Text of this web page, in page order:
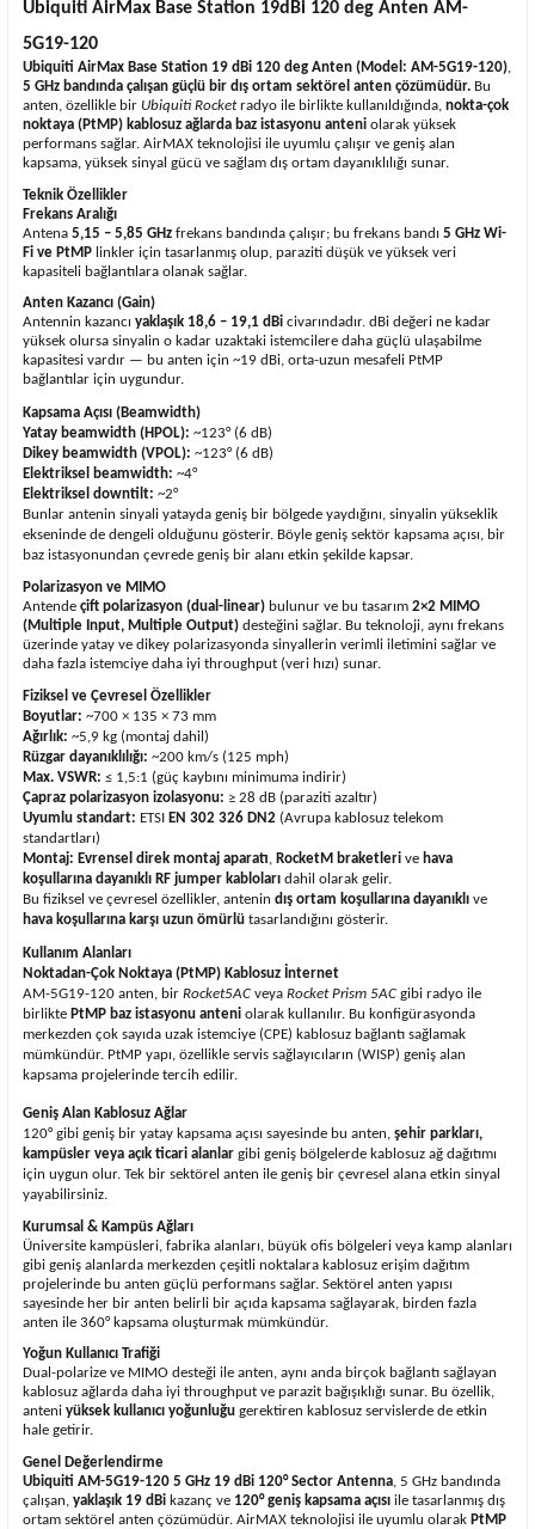
Ubiquiti AirMax Base Station 19dBi 120 deg Anten AM-
5G19-120
Ubiquiti AirMax Base Station 19 dBi 120 deg Anten (Model: AM-5G19-120),
5 GHz bandında çalışan güçlü bir dış ortam sektörel anten çözümüdür. Bu
anten, özellikle bir Ubiquiti Rocketradyo ile birlikte kullanıldığında, nokta-çok
noktaya (PtMP) kablosuz ağlarda baz istasyonu anteni olarak yüksek
performans sağlar. AirMAX teknolojisi ile uyumlu çalışır ve geniş alan
kapsama, yüksek sinyal gücü ve sağlam dış ortam dayanıklılığı sunar.
Teknik Özellikler
Frekans Aralığı
Antena 5,15 – 5,85 GHz frekans bandında çalışır; bu frekans bandı 5 GHz Wi-
Fi ve PtMP linkler için tasarlanmış olup, paraziti düşük ve yüksek veri
kapasiteli bağlantılara olanak sağlar.
Anten Kazancı (Gain)
Antennin kazancı yaklaşık 18,6 – 19,1 dBi civarındadır. dBi değeri ne kadar
yüksek olursa sinyalin o kadar uzaktaki istemcilere daha güçlü ulaşabilme
kapasitesi vardır — bu anten için ~19 dBi, orta-uzun mesafeli PtMP
bağlantılar için uygundur.
Kapsama Açısı (Beamwidth)
Yatay beamwidth (HPOL): ~123° (6 dB)
Dikey beamwidth (VPOL): ~123° (6 dB)
Elektriksel beamwidth: ~4°
Elektriksel downtilt: ~2°
Bunlar antenin sinyali yatayda geniş bir bölgede yaydığını, sinyalin yükseklik
ekseninde de dengeli olduğunu gösterir. Böyle geniş sektör kapsama açısı, bir
baz istasyonundan çevrede geniş bir alanı etkin şekilde kapsar.
Polarizasyon ve MIMO
Antende çift polarizasyon (dual-linear) bulunur ve bu tasarım 2×2 MIMO
(Multiple Input, Multiple Output) desteğini sağlar. Bu teknoloji, aynı frekans
üzerinde yatay ve dikey polarizasyonda sinyallerin verimli iletimini sağlar ve
daha fazla istemciye daha iyi throughput (veri hızı) sunar.
Fiziksel ve Çevresel Özellikler
Boyutlar: ~700 × 135 × 73 mm
Ağırlık: ~5,9 kg (montaj dahil)
Rüzgar dayanıklılığı: ~200 km/s (125 mph)
Max. VSWR: ≤ 1,5:1 (güç kaybını minimuma indirir)
Çapraz polarizasyon izolasyonu: ≥ 28 dB (paraziti azaltır)
Uyumlu standart: ETSI EN 302 326 DN2 (Avrupa kablosuz telekom
standartları)
Montaj: Evrensel direk montaj aparatı, RocketM braketleri ve hava
koşullarına dayanıklı RF jumper kabloları dahil olarak gelir.
Bu fiziksel ve çevresel özellikler, antenin dış ortam koşullarına dayanıklı ve
hava koşullarına karşı uzun ömürlü tasarlandığını gösterir.
Kullanım Alanları
Noktadan-Çok Noktaya (PtMP) Kablosuz İnternet
AM-5G19-120 anten, bir Rocket5AC veya Rocket Prism 5AC gibi radyo ile
birlikte PtMP baz istasyonu anteni olarak kullanılır. Bu konfigürasyonda
merkezden çok sayıda uzak istemciye (CPE) kablosuz bağlantı sağlamak
mümkündür. PtMP yapı, özellikle servis sağlayıcıların (WISP) geniş alan
kapsama projelerinde tercih edilir.
Geniş Alan Kablosuz Ağlar
120° gibi geniş bir yatay kapsama açısı sayesinde bu anten, şehir parkları,
kampüsler veya açık ticari alanlar gibi geniş bölgelerde kablosuz ağ dağıtımı
için uygun olur. Tek bir sektörel anten ile geniş bir çevresel alana etkin sinyal
yayabilirsiniz.
Kurumsal & Kampüs Ağları
Üniversite kampüsleri, fabrika alanları, büyük ofis bölgeleri veya kamp alanları
gibi geniş alanlarda merkezden çeşitli noktalara kablosuz erişim dağıtım
projelerinde bu anten güçlü performans sağlar. Sektörel anten yapısı
sayesinde her bir anten belirli bir açıda kapsama sağlayarak, birden fazla
anten ile 360° kapsama oluşturmak mümkündür.
Yoğun Kullanıcı Trafiği
Dual-polarize ve MIMO desteği ile anten, aynı anda birçok bağlantı sağlayan
kablosuz ağlarda daha iyi throughput ve parazit bağışıklığı sunar. Bu özellik,
anteni yüksek kullanıcı yoğunluğu gerektiren kablosuz servislerde de etkin
hale getirir.
Genel Değerlendirme
Ubiquiti AM-5G19-120 5 GHz 19 dBi 120° Sector Antenna, 5 GHz bandında
çalışan, yaklaşık 19 dBi kazanç ve 120° geniş kapsama açısı ile tasarlanmış dış
ortam sektörel anten çözümüdür. AirMAX teknolojisi ile uyumlu olarak PtMP